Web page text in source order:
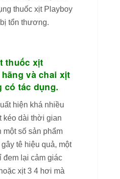
thuốc xịt Playboy
tổn thương.
thuốc xịt
và chai xịt
có tác dụng.
hiện khá nhiều
kéo dài thời gian
một số sản phẩm
tê hiệu quả, một
đem lại cảm giác
xịt 3 4 hơi mà